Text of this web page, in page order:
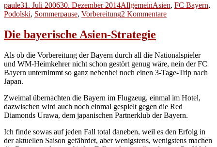
Autor
pauleVeröffentlicht
am
31. Juli 200630. Dezember 2014Kategorien
AllgemeinSchlagwörter
Asien, FC Bayern,
Podolski, Sommerpause, Vorbereitung2 Kommentarezu
Die bayerische Asien-Strategie
Als ob die Vorbereitung der Bayern durch all die Nationalspieler
und WM-Heimkehrer nicht schon gestört genug wäre, nein der FC
Bayern unternimmt so ganz nebenbei noch einen 3-Tage-Trip nach
Japan.
Zweimal übernachten die Bayern im Flugzeug, einmal im Hotel,
dazwischen wird auch noch einmal gespielt gegen die Red
Diamonds Urawa, dem japanischen Partnerklub der Bayern.
Ich finde sowas auf jeden Fall total daneben, weil es den Erfolg in
der aktuellen Saison gefährdet, aber wenigstens, wenigstens machen